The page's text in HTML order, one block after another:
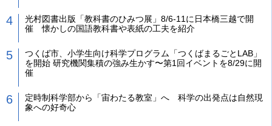
光村図書出版「教科書のひみつ展」8/6-11に日本橋三越で開
催 懐かしの国語教科書や表紙の工夫を紹介
つくば市、小学生向け科学プログラム「つくばまるごとLAB」
を開始 研究機関集積の強み生かす〜第1回イベントを8/29に開
催
定時制科学部から「宙わたる教室」へ 科学の出発点は自然現
象への好奇心